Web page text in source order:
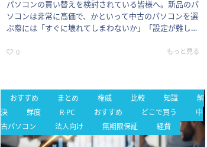
パソコンの買い替えを検討されている皆様へ。新品のパ
ソコンは非常に高価で、かといって中古のパソコンを選
ぶ際には「すぐに壊れてしまわないか」「設定が難しく
方が多くいらっしゃい…
0 もっと見る
おすすめ まとめ 権威 比較 知識
解
決
鮮度 R-PC おすすめ どこで買う
中
古パソコン
法人向け 無期限保証 経費